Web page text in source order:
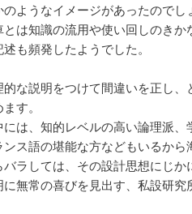
ようなイメージがあったのでし
は知識の流用や使い回しのきか
も頻発したようでした。
な説明をつけて間違いを正し、
す。
は、知的レベルの高い論理派、
ス語の堪能な方などもいるから
ラしては、その設計思想にじか
無常の喜びを見出す、私設研究